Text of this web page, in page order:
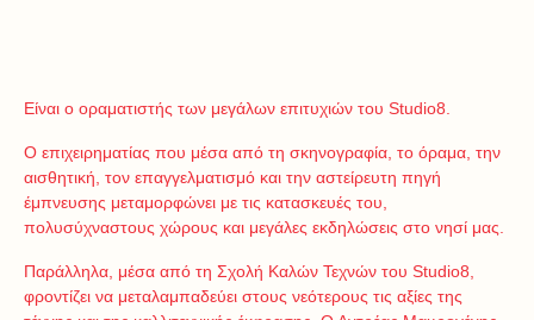
Είναι ο οραματιστής των μεγάλων επιτυχιών του Studio8.
Ο επιχειρηματίας που μέσα από τη σκηνογραφία, το όραμα, την
αισθητική, τον επαγγελματισμό και την αστείρευτη πηγή
έμπνευσης μεταμορφώνει με τις κατασκευές του,
πολυσύχναστους χώρους και μεγάλες εκδηλώσεις στο νησί μας.
Παράλληλα, μέσα από τη Σχολή Καλών Τεχνών του Studio8,
φροντίζει να μεταλαμπαδεύει στους νεότερους τις αξίες της